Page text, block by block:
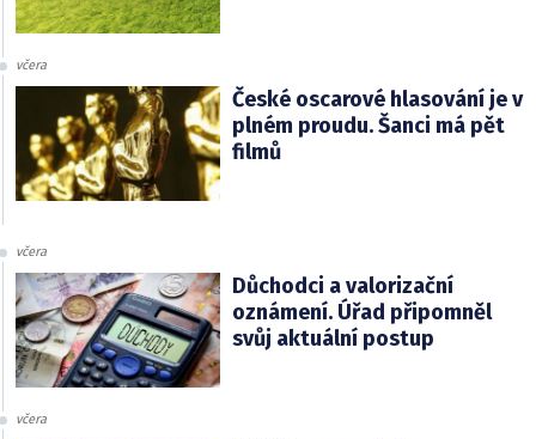
včera
České oscarové hlasování je v
plném proudu. Šanci má pět
filmů
včera
Důchodci a valorizační
oznámení. Úřad připomněl
svůj aktuální postup
včera